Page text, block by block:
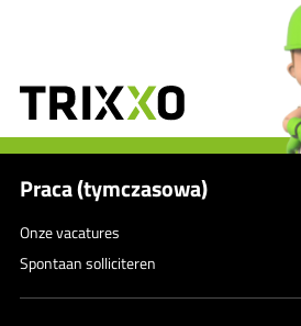
Praca (tymczasowa)
Onze vacatures
Spontaan solliciteren